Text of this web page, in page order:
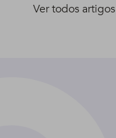
Ver todos artigos